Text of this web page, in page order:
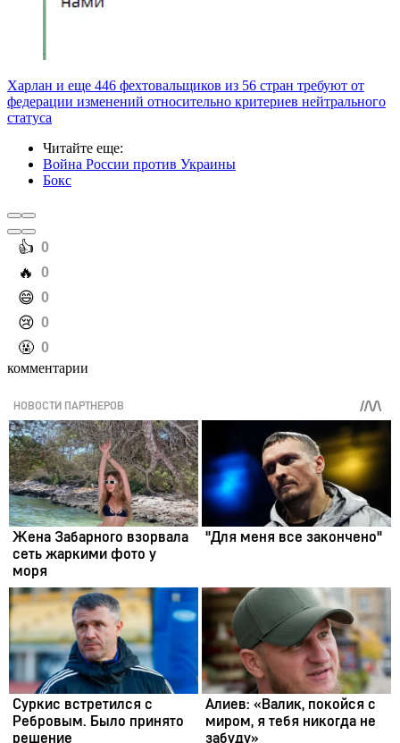
Харлан и еще 446 фехтовальщиков из 56 стран требуют от
федерации изменений относительно критериев нейтрального
статуса
Читайте еще:
Война России против Украины
Бокс
️👍 0
️🔥 0
️😄 0
️😢 0
️🤬 0
комментарии